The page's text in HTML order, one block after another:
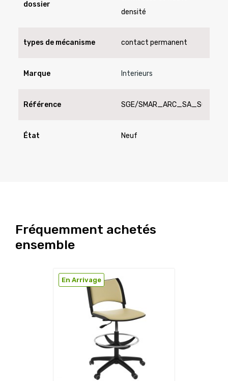
dossier
densité
types de mécanisme contact permanent
Marque Interieurs
Référence SGE/SMAR_ARC_SA_SC
État Neuf
Fréquemment achetés
ensemble
En Arrivage